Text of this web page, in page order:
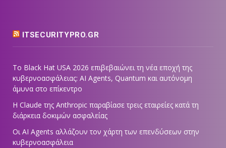
ITSECURITYPRO.GR
Το Black Hat USA 2026 επιβεβαιώνει τη νέα εποχή της
κυβερνοασφάλειας: AI Agents, Quantum και αυτόνομη
άμυνα στο επίκεντρο
Η Claude της Anthropic παραβίασε τρεις εταιρείες κατά τη
διάρκεια δοκιμών ασφαλείας
Οι AI Agents αλλάζουν τον χάρτη των επενδύσεων στην
κυβερνοασφάλεια